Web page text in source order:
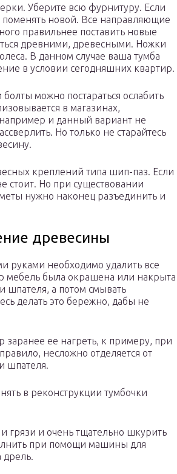
Уберите всю фурнитуру. Если
поменять новой. Все направляющие
правильнее поставить новые
древними, древесными. Ножки
В данном случае ваша тумба
в условии сегодняшних квартир.
можно постараться ослабить
в магазинах,
и данный вариант не
Но только не старайтесь
креплений типа шип-паз. Если
стоит. Но при существовании
нужно наконец разъединить и
древесины
руками необходимо удалить все
мебель была окрашена или накрыта
шпателя, а потом смывать
делать это бережно, дабы не
ее нагреть, к примеру, при
несложно отделяется от
шпателя.
в реконструкции тумбочки
грязи и очень тщательно шкурить
при помощи машины для